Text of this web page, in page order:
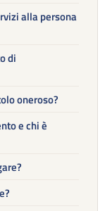
alla persona
di
oneroso?
e chi è